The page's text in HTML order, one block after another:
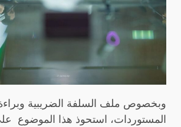
وبخصوص ملف السلفة الضريبية
المستوردات، استحوذ هذا الموضوع